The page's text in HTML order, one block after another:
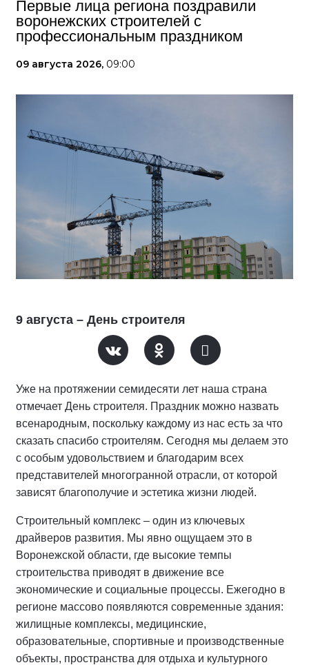
Первые лица региона поздравили
воронежских строителей с
профессиональным праздником
09 августа 2026, 09:00
9 августа – День строителя
Уже на протяжении семидесяти лет наша страна
отмечает День строителя. Праздник можно назвать
всенародным, поскольку каждому из нас есть за что
сказать спасибо строителям. Сегодня мы делаем это
с особым удовольствием и благодарим всех
представителей многогранной отрасли, от которой
зависят благополучие и эстетика жизни людей.
Строительный комплекс – один из ключевых
драйверов развития. Мы явно ощущаем это в
Воронежской области, где высокие темпы
строительства приводят в движение все
экономические и социальные процессы. Ежегодно в
регионе массово появляются современные здания:
жилищные комплексы, медицинские,
образовательные, спортивные и производственные
объекты, пространства для отдыха и культурного